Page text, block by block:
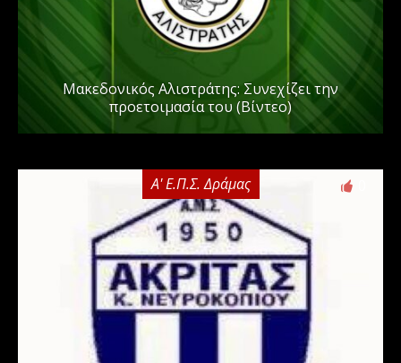
Μακεδονικός Αλιστράτης: Συνεχίζει την
προετοιμασία του (Βίντεο)
Α' Ε.Π.Σ. Δράμας